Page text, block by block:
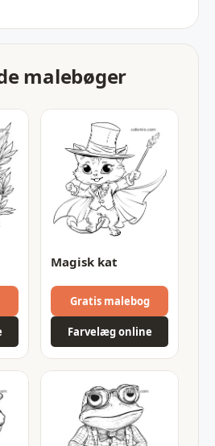
malebøger
Magisk kat
Gratis malebog
Farvelæg online